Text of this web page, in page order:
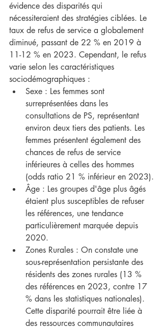
évidence des disparités qui
nécessiteraient des stratégies ciblées. Le
taux de refus de service a globalement
diminué, passant de 22 % en 2019 à
11-12 % en 2023. Cependant, le refus
varie selon les caractéristiques
sociodémographiques :
Sexe : Les femmes sont
surreprésentées dans les
consultations de PS, représentant
environ deux tiers des patients. Les
femmes présentent également des
chances de refus de service
inférieures à celles des hommes
(odds ratio 21 % inférieur en 2023).
Âge : Les groupes d'âge plus âgés
étaient plus susceptibles de refuser
les références, une tendance
particulièrement marquée depuis
2020.
Zones Rurales : On constate une
sous-représentation persistante des
résidents des zones rurales (13 %
des références en 2023, contre 17
% dans les statistiques nationales).
Cette disparité pourrait être liée à
des ressources communautaires